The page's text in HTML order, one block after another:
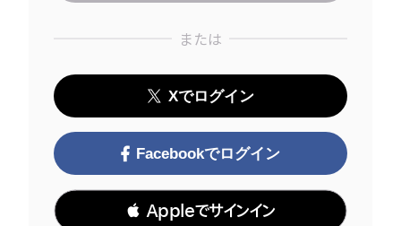
または
Xでログイン
Facebookでログイン
 Appleでサインイン